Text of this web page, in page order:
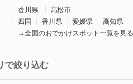
香川県
高松市
四国
香川県 愛媛県
高知県
→全国のおでかけスポット一覧を見る
で絞り込む